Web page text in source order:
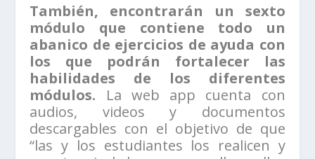
También, encontrarán un sexto
módulo que contiene todo un
abanico de ejercicios de ayuda con
los que podrán fortalecer las
habilidades de los diferentes
módulos. La web app cuenta con
audios, videos y documentos
descargables con el objetivo de que
“las y los estudiantes los realicen y